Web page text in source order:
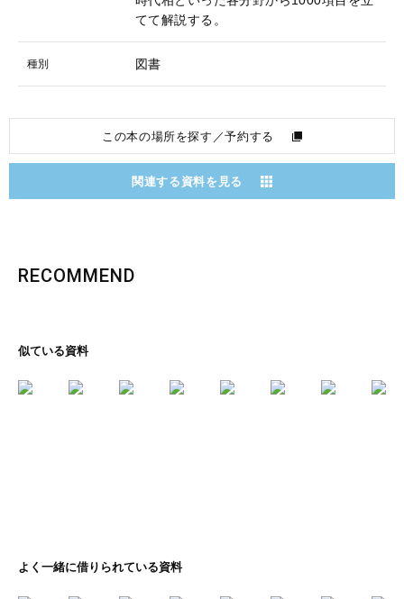
てて解説する。
種別 図書
この本の場所を探す／予約する
関連する資料を見る
RECOMMEND
似ている資料
よく一緒に借りられている資料